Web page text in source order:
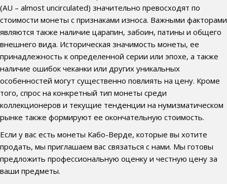
(AU – almost uncirculated) значительно превосходят по
стоимости монеты с признаками износа. Важными факторами
являются также наличие царапин, забоин, патины и общего
внешнего вида. Историческая значимость монеты, ее
принадлежность к определенной серии или эпохе, а также
наличие ошибок чеканки или других уникальных
особенностей могут существенно повлиять на цену. Кроме
того, спрос на конкретный тип монеты среди
коллекционеров и текущие тенденции на нумизматическом
рынке также формируют ее окончательную стоимость.
Если у вас есть монеты Кабо-Верде, которые вы хотите
продать, мы приглашаем вас связаться с нами. Мы готовы
предложить профессиональную оценку и честную цену за
ваши предметы.